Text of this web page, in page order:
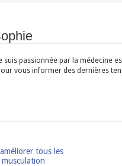
suis passionnée par la médecine
vous informer des dernières
tous les